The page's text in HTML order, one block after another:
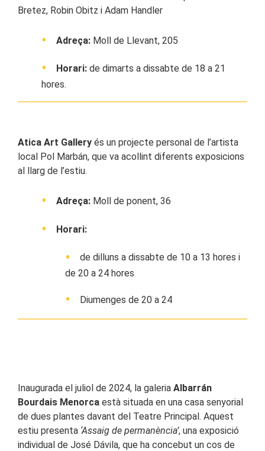
Bretez, Robin Obitz i Adam Handler
Adreça: Moll de Llevant, 205
Horari: de dimarts a dissabte de 18 a 21
hores.
Atica Art Gallery és un projecte personal de l’artista
local Pol Marbán, que va acollint diferents exposicions
al llarg de l’estiu.
Adreça: Moll de ponent, 36
Horari:
de dilluns a dissabte de 10 a 13 hores i
de 20 a 24 hores
Diumenges de 20 a 24
Inaugurada el juliol de 2024, la galeria Albarrán
Bourdais Menorca està situada en una casa senyorial
de dues plantes davant del Teatre Principal. Aquest
estiu presenta ‘Assaig de permanència’, una exposició
individual de José Dávila, que ha concebut un cos de